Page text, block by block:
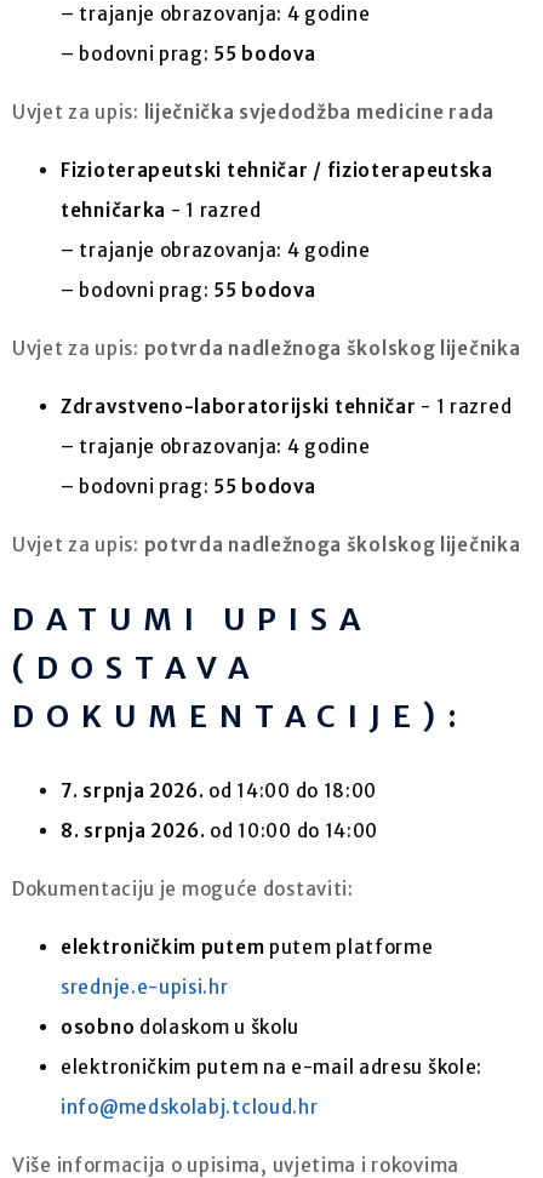
– trajanje obrazovanja: 4 godine
– bodovni prag: 55 bodova
Uvjet za upis: liječnička svjedodžba medicine rada
Fizioterapeutski tehničar / fizioterapeutska
tehničarka - 1 razred
– trajanje obrazovanja: 4 godine
– bodovni prag: 55 bodova
Uvjet za upis: potvrda nadležnoga školskog liječnika
Zdravstveno-laboratorijski tehničar - 1 razred
– trajanje obrazovanja: 4 godine
– bodovni prag: 55 bodova
Uvjet za upis: potvrda nadležnoga školskog liječnika
DATUMI UPISA
(DOSTAVA
DOKUMENTACIJE):
7. srpnja 2026. od 14:00 do 18:00
8. srpnja 2026. od 10:00 do 14:00
Dokumentaciju je moguće dostaviti:
elektroničkim putem putem platforme
srednje.e-upisi.hr
osobno dolaskom u školu
elektroničkim putem na e-mail adresu škole:
info@medskolabj.tcloud.hr
Više informacija o upisima, uvjetima i rokovima